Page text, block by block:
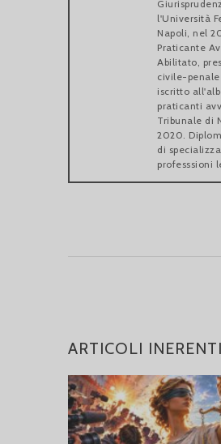
l'Università
Napoli, nel
Praticante
Abilitato,
civile-penale
iscritto
praticanti
Tribunale di
2020.
di
professsioni
ARTICOLI INERENTI